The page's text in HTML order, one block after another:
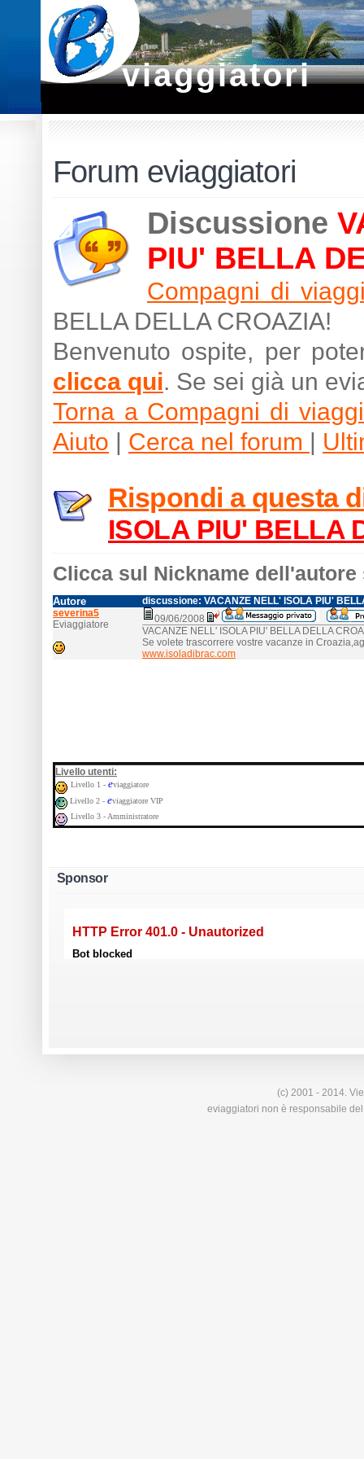
viaggiatori
Forum eviaggiatori
Discussione
PIU' BELLA
Compagni di
BELLA DELLA CROAZIA!
Benvenuto ospite, per
clicca qui. Se sei già un
Torna a Compagni di
Aiuto | Cerca nel forum |
Rispondi a questa
ISOLA PIU' BELLA
Clicca sul Nickname
Autore
discussione: VACANZE NELL' ISOLA PIU'
severina5
Eviaggiatore
09/06/2008
VACANZE NELL' ISOLA PIU' BELLA DELLA
Se volete trascorrere vostre vacanze in
www.isoladibrac.com
Livello utenti:
Livello 1 - eviaggiatore
Livello 2 - eviaggiatore VIP
Livello 3 - Amministratore
Sponsor
(c) 2001 - 2014.
eviaggiatori non è responsabile